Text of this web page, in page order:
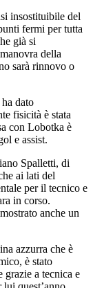
insostituibile del
fermi per tutta
già si
della
sarà rinnovo o
dato
fisicità è stata
con Lobotka è
e assist.
Spalletti, di
ai lati del
per il tecnico e
in corso.
anche un
azzurra che è
è stato
a tecnica e